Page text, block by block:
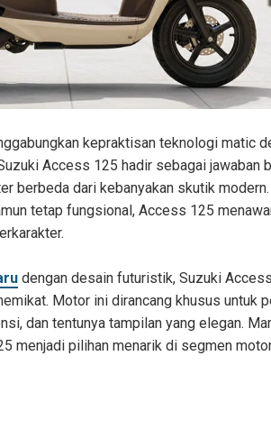
kepraktisan teknologi matic
Access 125 hadir sebagai jawaban
berbeda dari kebanyakan skutik
tetap fungsional, Access 125
dengan desain futuristik, Suzuki
Motor ini dirancang khusus untuk
dan tentunya tampilan yang elegan.
menjadi pilihan menarik di segmen